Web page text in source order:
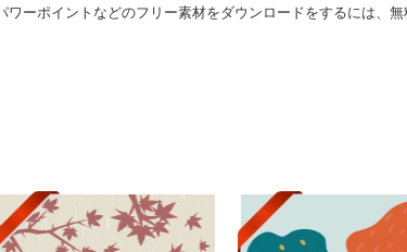
ーポイントなどのフリー素材をダウンロードをするには、